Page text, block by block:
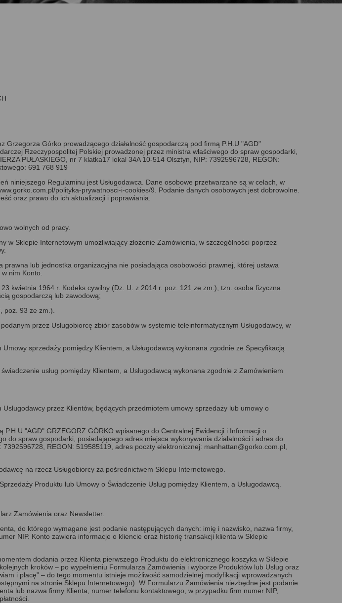
Górko prowadzącego działalność gospodarczą pod firmą P.H.U "AGD"
Rzeczypospolitej Polskiej prowadzonej przez ministra właściwego do spraw gospodarki,
PUŁASKIEGO, nr 7 klatka17 lokal 34A 10-514 Olsztyn, NIP: 7392596728, REGON:
691 768 919
niniejszego Regulaminu jest Usługodawca. Dane osobowe przetwarzane są w celach, w
polityka-prywatnosci-i-cookies/9 . Podanie danych osobowych jest dobrowolne.
oraz prawo do ich aktualizacji i poprawiania.
wolnych od pracy.
w Sklepie Internetowym umożliwiający złożenie Zamówienia, w szczególności poprzez
lub jednostka organizacyjna nie posiadająca osobowości prawnej, której ustawa
nim Konto.
kwietnia 1964 r. Kodeks cywilny (Dz. U. z 2014 r. poz. 121 ze zm.), tzn. osoba fizyczna
gospodarczą lub zawodową;
poz. 93 ze zm.).
przez Usługobiorcę zbiór zasobów w systemie teleinformatycznym Usługodawcy, w
sprzedaży pomiędzy Klientem, a Usługodawcą wykonana zgodnie ze Specyfikacją
usług pomiędzy Klientem, a Usługodawcą wykonana zgodnie z Zamówieniem
przez Klientów, będących przedmiotem umowy sprzedaży lub umowy o
"AGD" GRZEGORZ GÓRKO wpisanego do Centralnej Ewidencji i Informacji o
do spraw gospodarki, posiadającego adres miejsca wykonywania działalności i adres do
REGON: 519585119, adres poczty elektronicznej: manhattan@gorko.com.pl,
na rzecz Usługobiorcy za pośrednictwem Sklepu Internetowego.
Produktu lub Umowy o Świadczenie Usług pomiędzy Klientem, a Usługodawcą.
Zamówienia oraz Newsletter.
do którego wymagane jest podanie następujących danych: imię i nazwisko, nazwa firmy,
NIP. Konto zawiera informacje o kliencie oraz historię transakcji klienta w Sklepie
dodania przez Klienta pierwszego Produktu do elektronicznego koszyka w Sklepie
kroków – po wypełnieniu Formularza Zamówienia i wyborze Produktów lub Usług oraz
i płacę” – do tego momentu istnieje możliwość samodzielnej modyfikacji wprowadzanych
na stronie Sklepu Internetowego). W Formularzu Zamówienia niezbędne jest podanie
lub nazwa firmy Klienta, numer telefonu kontaktowego, w przypadku firm numer NIP,